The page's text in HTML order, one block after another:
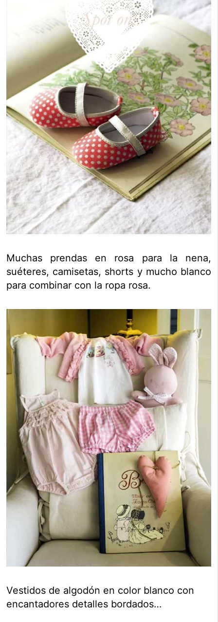
Muchas prendas en rosa para la nena,
suéteres, camisetas, shorts y mucho blanco
para combinar con la ropa rosa.
Vestidos de algodón en color blanco con
encantadores detalles bordados…